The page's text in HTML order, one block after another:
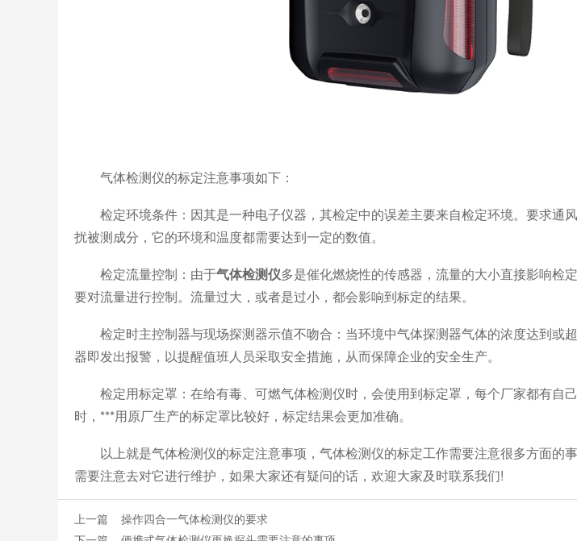
气体检测仪的标定注意事项如下：
检定环境条件：因其是一种电子仪器，其检定中的误差主要来自检定环境。要求通
扰被测成分，它的环境和温度都需要达到一定的数值。
检定流量控制：由于气体检测仪多是催化燃烧性的传感器，流量的大小直接影响检
要对流量进行控制。流量过大，或者是过小，都会影响到标定的结果。
检定时主控制器与现场探测器示值不吻合：当环境中气体探测器气体的浓度达到或
器即发出报警，以提醒值班人员采取安全措施，从而保障企业的安全生产。
检定用标定罩：在给有毒、可燃气体检测仪时，会使用到标定罩，每个厂家都有自
时，***用原厂生产的标定罩比较好，标定结果会更加准确。
以上就是气体检测仪的标定注意事项，气体检测仪的标定工作需要注意很多方面的
需要注意去对它进行维护，如果大家还有疑问的话，欢迎大家及时联系我们!
上一篇 操作四合一气体检测仪的要求